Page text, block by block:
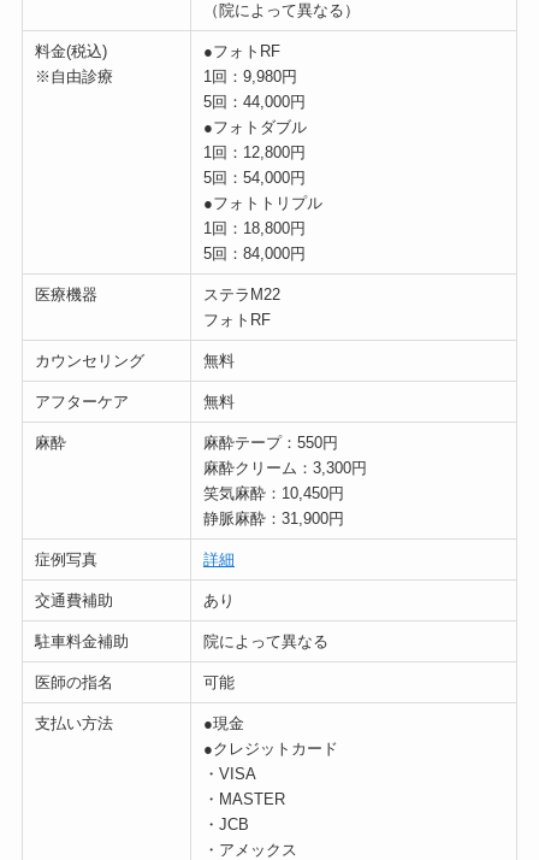
（院によって異なる）
料金(税込)
※自由診療
●フォトRF
1回：9,980円
5回：44,000円
●フォトダブル
1回：12,800円
5回：54,000円
●フォトトリプル
1回：18,800円
5回：84,000円
医療機器
ステラM22
フォトRF
カウンセリング 無料
アフターケア 無料
麻酔
麻酔テープ：550円
麻酔クリーム：3,300円
笑気麻酔：10,450円
静脈麻酔：31,900円
症例写真 詳細
交通費補助 あり
駐車料金補助 院によって異なる
医師の指名 可能
支払い方法
●現金
●クレジットカード
・VISA
・MASTER
・JCB
・アメックス